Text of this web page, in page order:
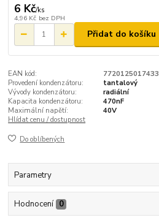
6 Kč/ks
4,96 Kč bez DPH
Přidat do košíku
EAN kód:
7720125017433
Provedení kondenzátoru:
tantalový
Vývody kondenzátoru:
radiální
Kapacita kondenzátoru:
470nF
Maximální napětí:
40V
Hlídat cenu / dostupnost
Do oblíbených
Parametry
Hodnocení 0